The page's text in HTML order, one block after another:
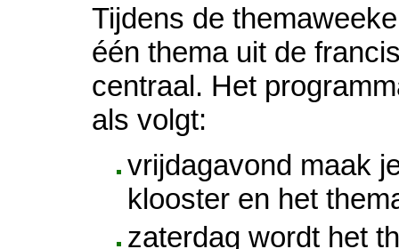
Tijdens de
één thema uit de
centraal. Het
als volgt:
vrijdagavond maak
klooster en het
zaterdag wordt het